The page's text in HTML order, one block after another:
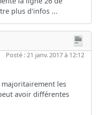
plus d'infos ...
Posté : 21 janv. 2017 à 12:12
les
avoir différentes